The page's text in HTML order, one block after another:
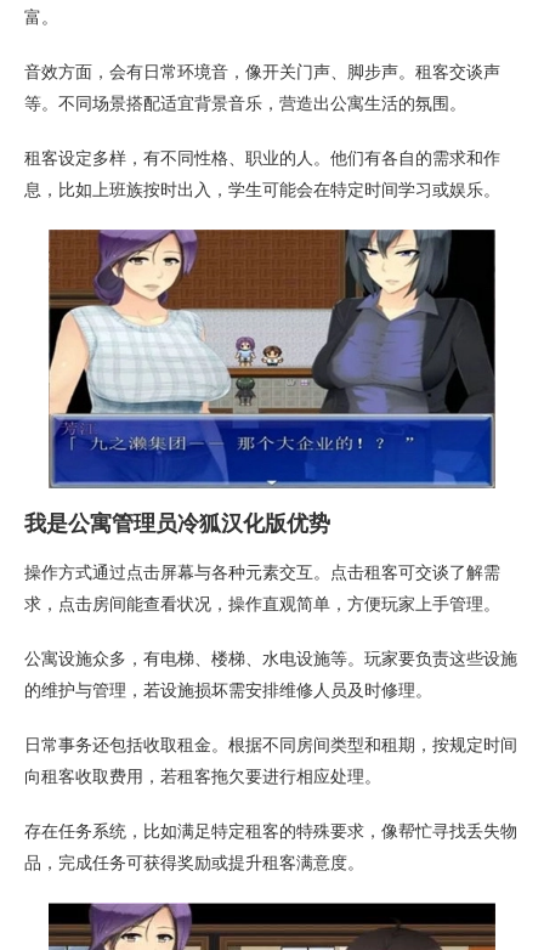
富。
音效方面，会有日常环境音，像开关门声、脚步声。租客交谈声
等。不同场景搭配适宜背景音乐，营造出公寓生活的氛围。
租客设定多样，有不同性格、职业的人。他们有各自的需求和作
息，比如上班族按时出入，学生可能会在特定时间学习或娱乐。
我是公寓管理员冷狐汉化版优势
操作方式通过点击屏幕与各种元素交互。点击租客可交谈了解需
求，点击房间能查看状况，操作直观简单，方便玩家上手管理。
公寓设施众多，有电梯、楼梯、水电设施等。玩家要负责这些设施
的维护与管理，若设施损坏需安排维修人员及时修理。
日常事务还包括收取租金。根据不同房间类型和租期，按规定时间
向租客收取费用，若租客拖欠要进行相应处理。
存在任务系统，比如满足特定租客的特殊要求，像帮忙寻找丢失物
品，完成任务可获得奖励或提升租客满意度。